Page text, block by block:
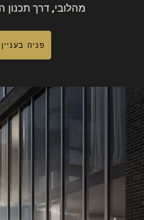
מהלובי, דרך תכנון
פניה